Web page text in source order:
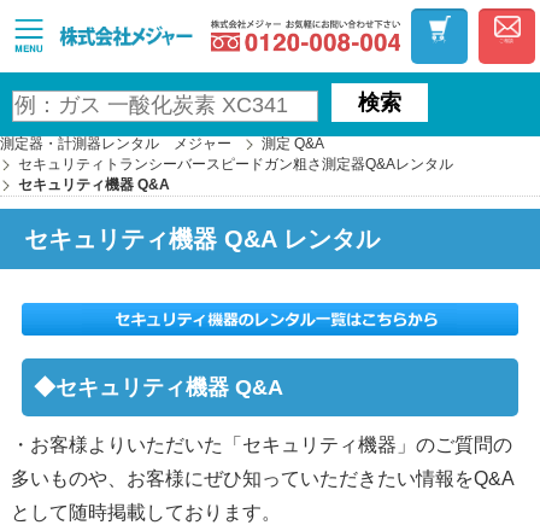
MAJOR
お気軽にお問
カート ご相談
検索
測定器・計測器レンタル メジャー
測定 Q&A
セキュリティトランシーバースピードガン粗さ測定器Q&Aレンタル
セキュリティ機器 Q&A
セキュリティ機器 Q&A レンタル
◆セキュリティ機器 Q&A
・お客様よりいただいた「セキュリティ機器」のご質問の
多いものや、お客様にぜひ知っていただきたい情報をQ&A
として随時掲載しております。